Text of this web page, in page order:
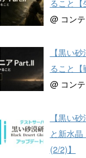
ること【
@ コン
【黒い
ること【
@ コン
【黒い
と新水
(2/2)】